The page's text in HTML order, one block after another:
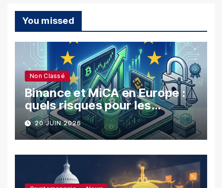
You missed
Non Classé
Binance et MiCA en Europe :
quels risques pour les
utilisateurs ?
20 JUIN 2026